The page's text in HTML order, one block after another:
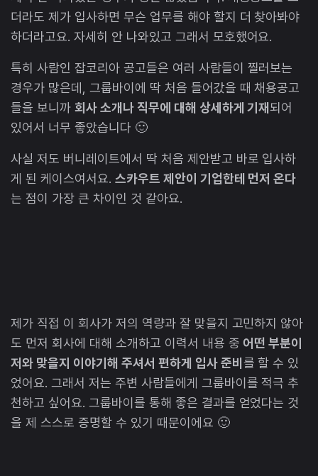
더라도 제가 입사하면 무슨 업무를 해야 할지 더 찾아봐야
하더라고요. 자세히 안 나와있고 그래서 모호했어요.
특히 사람인 잡코리아 공고들은 여러 사람들이 찔러보는
경우가 많은데, 그룹바이에 딱 처음 들어갔을 때 채용공고
들을 보니까 회사 소개나 직무에 대해 상세하게 기재되어
있어서 너무 좋았습니다 🙂
사실 저도 버니레이트에서 딱 처음 제안받고 바로 입사하
게 된 케이스여서요. 스카우트 제안이 기업한테 먼저 온다
는 점이 가장 큰 차이인 것 같아요.
제가 직접 이 회사가 저의 역량과 잘 맞을지 고민하지 않아
도 먼저 회사에 대해 소개하고 이력서 내용 중 어떤 부분이
저와 맞을지 이야기해 주셔서 편하게 입사 준비를 할 수 있
었어요. 그래서 저는 주변 사람들에게 그룹바이를 적극 추
천하고 싶어요. 그룹바이를 통해 좋은 결과를 얻었다는 것
을 제 스스로 증명할 수 있기 때문이에요 🙂